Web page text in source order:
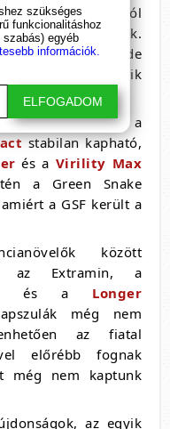
ketten nagyjából
rendelkeznek.
nem érkezett, de
nem lehet egyik
#10 .
élet, és fogynak a
stabilan kapható,
és a Virility Max
a Green Snake
a GSF került a
között
az Extramin, a
és a Longer
még nem
az fiatal
előrébb fognak
még nem kaptunk
az egyik
szükséges
funkcionalitáshoz
egyéb
információk.
ELFOGADOM